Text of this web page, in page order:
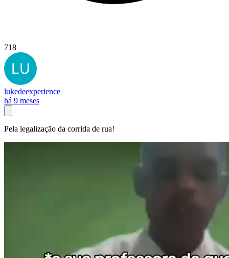
718
lukedeexperience
há 9 meses
Pela legalização da corrida de rua!